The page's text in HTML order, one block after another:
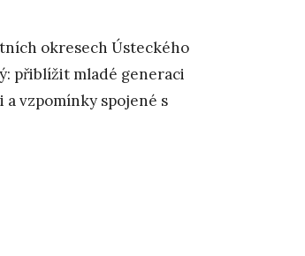
okresech Ústeckého
přiblížit mladé generaci
vzpomínky spojené s